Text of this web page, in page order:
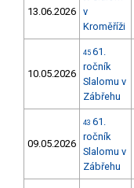
13.06.2026 v
Kroměříži
10.05.2026
45 61.
ročník
Slalomu v
Zábřehu
09.05.2026
43 61.
ročník
Slalomu v
Zábřehu